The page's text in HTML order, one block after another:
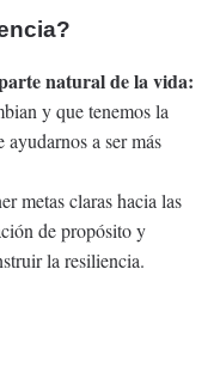
natural de la vida:
y que tenemos la
ayudarnos a ser más
metas claras hacia las
de propósito y
la resiliencia.